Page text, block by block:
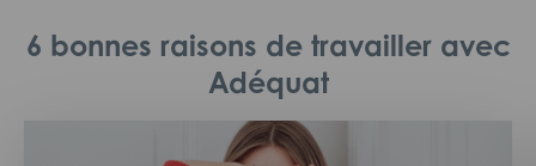
6 bonnes raisons de travailler avec
Adéquat